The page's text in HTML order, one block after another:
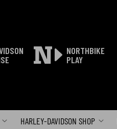
NORTHBIKE
PLAY
HARLEY-DAVIDSON SHOP